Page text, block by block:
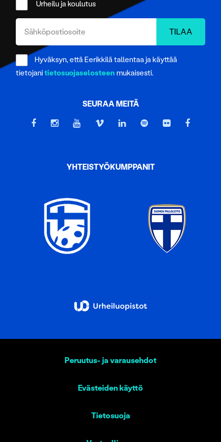
tukemiseen ja kävijämäärämme analysoimiseen. Lisäksi
jaamme sosiaalisen median, mainosalan ja analytiikka-
alan kumppaneillemme tietoja siitä, miten käytät
tietoja muihin tietoihin, joita olet antanut heille tai joita on
kerätty, kun olet käyttänyt heidän palvelujaan.
Urheilu ja koulutus
Hyväksyn, että Eerikkilä tallentaa ja käyttää
tietojanitietosuojaselosteen mukaisesti.
SEURAA MEITÄ
YHTEISTYÖKUMPPANIT
Peruutus- ja varausehdot
Evästeiden käyttö
Tietosuoja